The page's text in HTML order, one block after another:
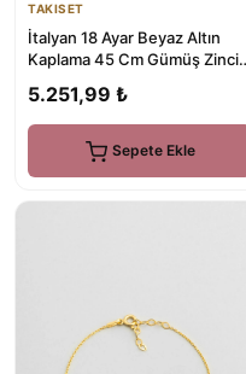
TAKISET
İtalyan 18 Ayar Beyaz Altın
Kaplama 45 Cm Gümüş Zincir
5.251,99 ₺
Sepete Ekle